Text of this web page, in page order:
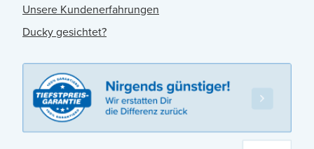
Unsere Kundenerfahrungen
Ducky gesichtet?